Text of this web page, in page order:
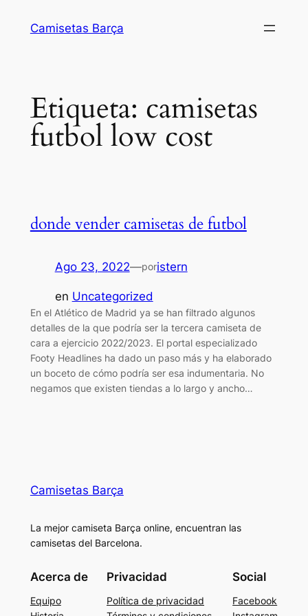
Camisetas Barça
Etiqueta: camisetas
futbol low cost
donde vender camisetas de futbol
Ago 23, 2022—poristern
en Uncategorized
En el Atlético de Madrid ya se han filtrado algunos
detalles de la que podría ser la tercera camiseta de
cara a ejercicio 2022/2023. El portal especializado
Footy Headlines ha dado un paso más y ha elaborado
un boceto de cómo podría ser esa indumentaria. No
negamos que existen tiendas a lo largo y ancho…
Camisetas Barça
La mejor camiseta Barça online, encuentran las
camisetas del Barcelona.
Acerca de
Equipo
Privacidad
Política de privacidad
Social
Facebook